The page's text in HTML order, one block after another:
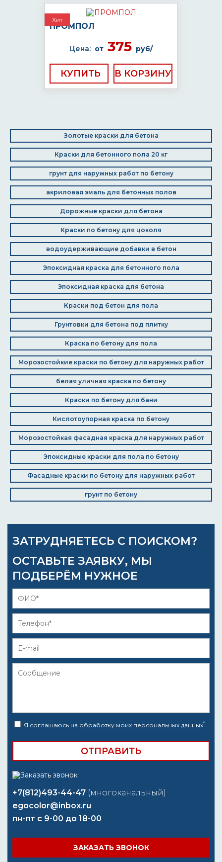
Хит
ПРОМПОЛ
Цена: от 375 руб/
КУПИТЬ
Золотые краски для бетона
Краски для бетонного пола 20 кг
грунт для наружных работ по бетону
акриловая эмаль для бетонных полов
Дорожные краски для бетона
Краски по бетону для цоколя
водоудерживающие добавки в бетон
Эпоксидная краска для бетонного пола
Эпоксидная краска для бетона
Краски под бетон для пола
Грунтовки для бетона под плитку
Краска по бетону для пола
Морозостойкие краски по бетону для наружных работ
белая уличная краска по бетону
Краски по бетону для бани
Кислотоупорная краска по бетону
Морозостойкая фасадная краска для наружных работ
Эпоксидные краски для пола по бетону
Фасадные краски по бетону для наружных работ
грунт по бетону
ЗАТРУДНЯЕТЕСЬ С ПОИСКОМ?
ОСТАВЬТЕ ЗАЯВКУ, МЫ
ПОДБЕРЁМ НУЖНОЕ
Я соглашаюсь на обработку моих персональных данных*
+7(812)493-44-47 (многоканальный)
egocolor@inbox.ru
пн-пт с 9-00 до 18-00
ЗАКАЗАТЬ ЗВОНОК